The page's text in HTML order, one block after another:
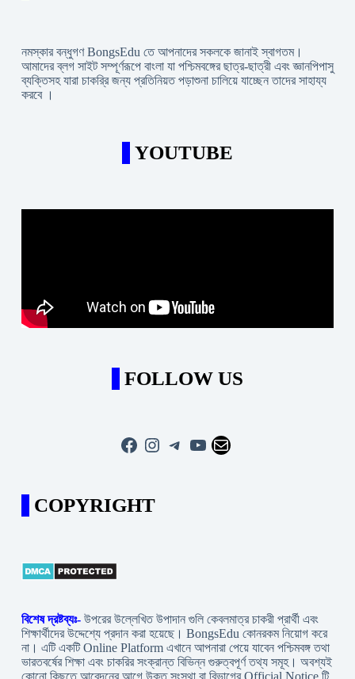
নমস্কার বন্ধুগণ BongsEdu তে আপনাদের সকলকে জানাই স্বাগতম।
আমাদের ব্লগ সাইট সম্পূর্ণরূপে বাংলা যা পশ্চিমবঙ্গের ছাত্র-ছাত্রী এবং জ্ঞানপিপাসু
ব্যক্তিসহ যারা চাকরি্র জন্য প্রতিনিয়ত পড়াশুনা চালিয়ে যাচ্ছেন তাদের সাহায্য
করবে ।
YOUTUBE
FOLLOW US
Facebook
Instagram
Telegram
YouTube
Mail
COPYRIGHT
বিশেষ দ্রষ্টব্যঃ- উপরের উল্লেখিত উপাদান গুলি কেবলমাত্র চাকরী প্রার্থী এবং
শিক্ষার্থীদের উদ্দেশ্যে প্রদান করা হয়েছে। BongsEdu কোনরকম নিয়োগ করে
না। এটি একটি Online Platform এখানে আপনারা পেয়ে যাবেন পশ্চিমবঙ্গ তথা
ভারতবর্ষের শিক্ষা এবং চাকরির সংক্রান্ত বিভিন্ন গুরুত্বপূর্ণ তথ্য সমূহ। অবশ্যই
কোনো কিছুতে আবেদনের আগে উক্ত সংস্থা বা বিভাগের Official Notice টি